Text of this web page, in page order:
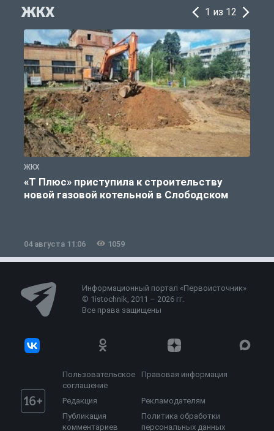
ЖКХ 1 из 12
ЖКХ
«Т Плюс» приступила к строительству
новой газовой котельной в Слободском
04 августа 11:06 1059
Информационный портал «Первоисточник»
© 1istochnik, 2011 – 2026 гг.
Все права защищены
Пользовательское
соглашение
Правовая информация
Редакция
Рекламодателям
Публикация
комментариев
Политика обработки
персональных данных